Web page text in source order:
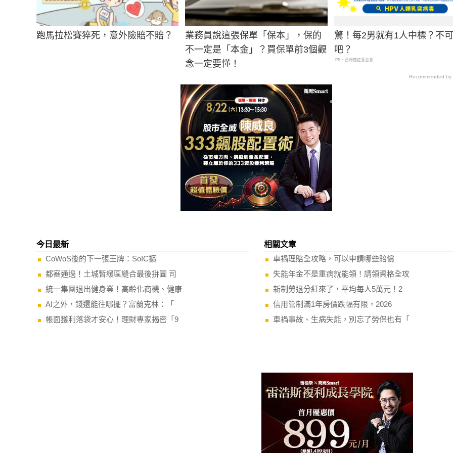
跑馬拉松賽猝死，意外險賠不賠？
業務員說這張保單「保本」，保的
不一定是「本金」？買保單前3個觀
念一定要懂！
吧？
PR・台灣癌症基金會
CoWoS後的下一張王牌：SoIC擴
都審通過！土城暫緩區縫合最後拼圖 司
統一集團退出健身業！高齡化商機、健康
AI之外，錢還能往哪擺？富蘭克林：「
帳面獲利落袋才安心！理財專家揭密「9
車禍理賠全攻略，可以申請哪些賠償
失能年金不是重病就能領！請領資格全攻
新制勞退分紅來了，平均每人5萬元！2
信用管制滿1年房價跌幅有限，2026
車禍事故、生病失能，別忘了勞保也有「